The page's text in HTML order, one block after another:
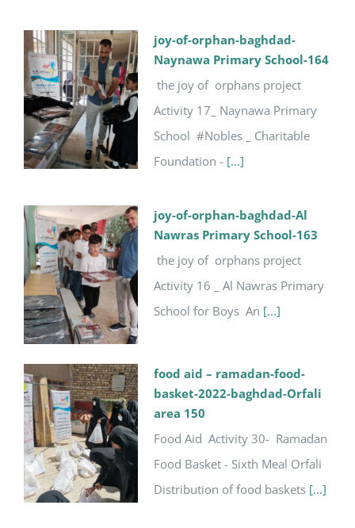
joy-of-orphan-baghdad-
Naynawa Primary School-164
the joy of orphans project
Activity 17_ Naynawa Primary
School #Nobles _ Charitable
Foundation - [...]
joy-of-orphan-baghdad-Al
Nawras Primary School-163
the joy of orphans project
Activity 16 _ Al Nawras Primary
School for Boys An [...]
food aid – ramadan-food-
basket-2022-baghdad-Orfali
area 150
Food Aid Activity 30- Ramadan
Food Basket - Sixth Meal Orfali
Distribution of food baskets [...]